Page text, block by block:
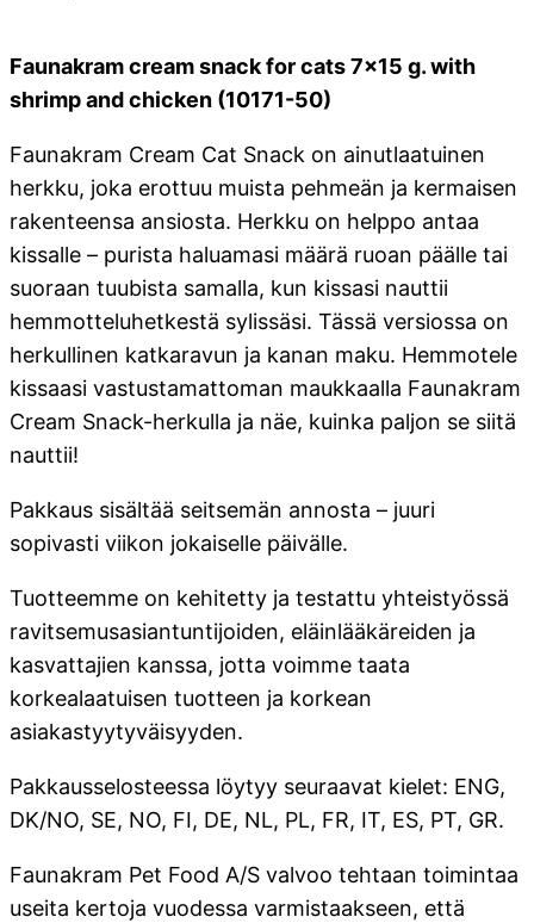
Faunakram cream snack for cats 7x15 g. with
shrimp and chicken (10171-50)
Faunakram Cream Cat Snack on ainutlaatuinen
herkku, joka erottuu muista pehmeän ja kermaisen
rakenteensa ansiosta. Herkku on helppo antaa
kissalle – purista haluamasi määrä ruoan päälle tai
suoraan tuubista samalla, kun kissasi nauttii
hemmotteluhetkestä sylissäsi. Tässä versiossa on
herkullinen katkaravun ja kanan maku. Hemmotele
kissaasi vastustamattoman maukkaalla Faunakram
Cream Snack-herkulla ja näe, kuinka paljon se siitä
nauttii!
Pakkaus sisältää seitsemän annosta – juuri
sopivasti viikon jokaiselle päivälle.
Tuotteemme on kehitetty ja testattu yhteistyössä
ravitsemusasiantuntijoiden, eläinlääkäreiden ja
kasvattajien kanssa, jotta voimme taata
korkealaatuisen tuotteen ja korkean
asiakastyytyväisyyden.
Pakkausselosteessa löytyy seuraavat kielet: ENG,
DK/NO, SE, NO, FI, DE, NL, PL, FR, IT, ES, PT, GR.
Faunakram Pet Food A/S valvoo tehtaan toimintaa
useita kertoja vuodessa varmistaakseen, että